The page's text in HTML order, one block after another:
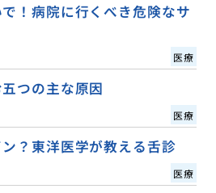
！病院に行くべき危険なサ
医療
つの主な原因
医療
？東洋医学が教える舌診
医療